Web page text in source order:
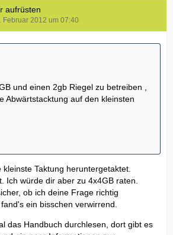
aufrüsten
Februar 2012 um 07:40
und einen 2gb Riegel zu betreiben ,
Abwärtstacktung auf den kleinsten
Taktung heruntergetaktet.
Ich würde dir aber zu 4x4GB raten.
ob ich deine Frage richtig
ein bisschen verwirrend.
das Handbuch durchlesen, dort gibt es